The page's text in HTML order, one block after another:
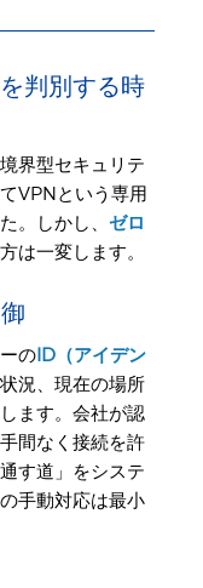
判別する時
界型セキュリテ
VPNという専用
。しかし、 ゼロ
は一変します。
のID（アイデン
況、現在の場所
します。会社が認
間なく接続を許
す道」をシステ
手動対応は最小